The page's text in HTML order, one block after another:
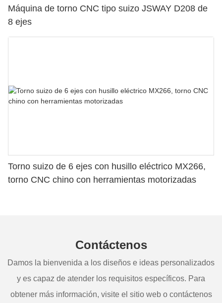
Máquina de torno CNC tipo suizo JSWAY D208 de
8 ejes
Torno suizo de 6 ejes con husillo eléctrico MX266,
torno CNC chino con herramientas motorizadas
Contáctenos
Damos la bienvenida a los diseños e ideas personalizados
y es capaz de atender los requisitos específicos. Para
obtener más información, visite el sitio web o contáctenos